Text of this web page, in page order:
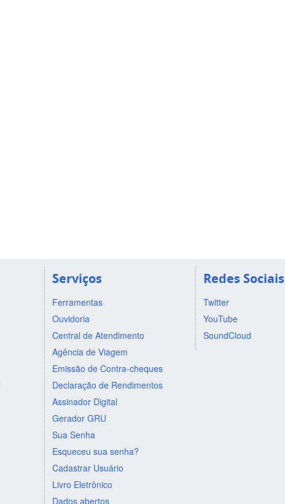
Serviços
Ferramentas
Ouvidoria
Central de Atendimento
Agência de Viagem
Emissão de Contra-cheques
Declaração de Rendimentos
Assinador Digital
Gerador GRU
Sua Senha
Esqueceu sua senha?
Cadastrar Usuário
Livro Eletrônico
Dados abertos
Redes Sociais
Twitter
YouTube
SoundCloud